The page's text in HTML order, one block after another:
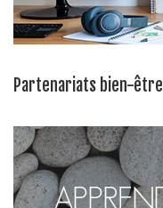
Partenariats bien-être